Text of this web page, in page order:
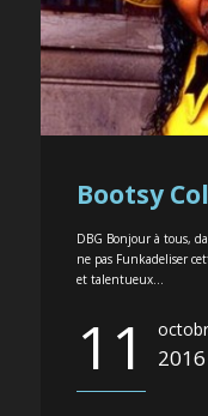
Bootsy
DBG Bonjour à tous,
ne pas Funkadeliser
et talentueux...
11 2016